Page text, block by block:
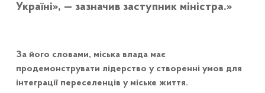
Україні», — зазначив заступник міністра.
За його словами, міська влада має
продемонструвати лідерство у створенні умов для
інтеграції переселенців у міське життя.